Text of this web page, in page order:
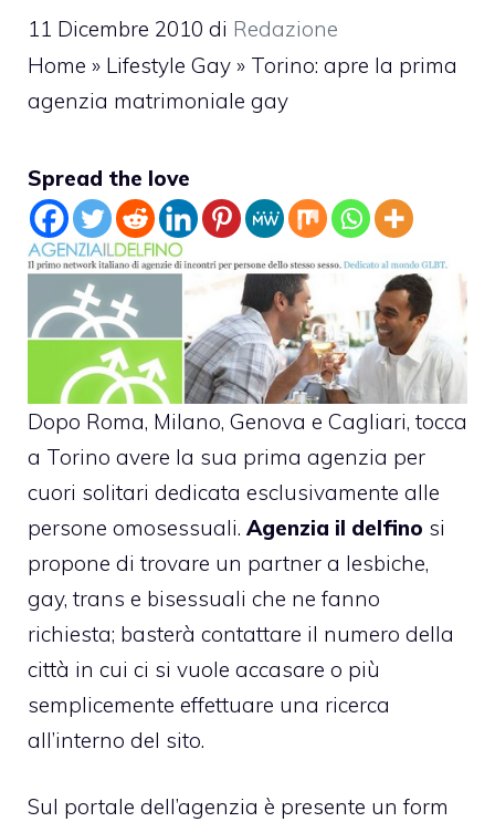
11 Dicembre 2010 di Redazione
Home » Lifestyle Gay » Torino: apre la prima
agenzia matrimoniale gay
Spread the love
Dopo Roma, Milano, Genova e Cagliari, tocca
a Torino avere la sua prima agenzia per
cuori solitari dedicata esclusivamente alle
persone omosessuali. Agenzia il delfino si
propone di trovare un partner a lesbiche,
gay, trans e bisessuali che ne fanno
richiesta; basterà contattare il numero della
città in cui ci si vuole accasare o più
semplicemente effettuare una ricerca
all’interno del sito.
Sul portale dell’agenzia è presente un form